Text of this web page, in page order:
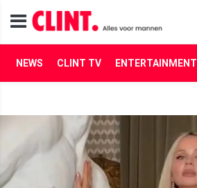
NEWS CLINT TV ENTERTAINMENT